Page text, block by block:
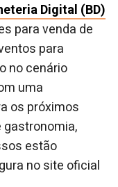
Digital (BD)
para venda de
para
no cenário
uma
os próximos
gastronomia,
estão
no site oficial